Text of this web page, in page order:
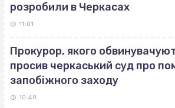
розробили в Черкасах
11:01
Прокурор, якого
просив черкаський суд про
запобіжного заходу
10:40